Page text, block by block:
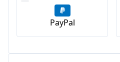
PayPal